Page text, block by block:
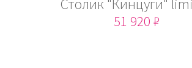
51 920 ₽